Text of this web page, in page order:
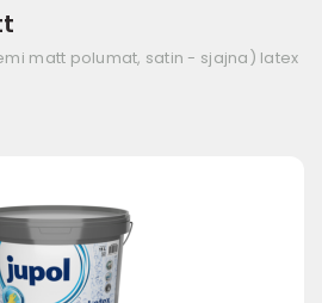
matt polumat, satin - sjajna) latex